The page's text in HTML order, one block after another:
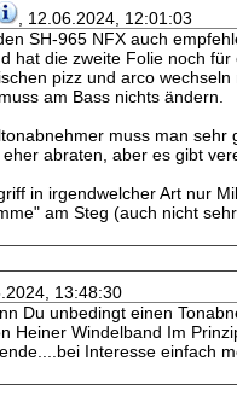
, 12.06.2024, 12:01:03
SH-965 NFX auch
hat die zweite Folie noch
pizz und arco wechseln
am Bass nichts ändern.
muss man sehr
abraten, aber es gibt
in irgendwelcher Art nur
am Steg (auch nicht
13:48:30
Du unbedingt einen
Heiner Windelband Im
Interesse einfach